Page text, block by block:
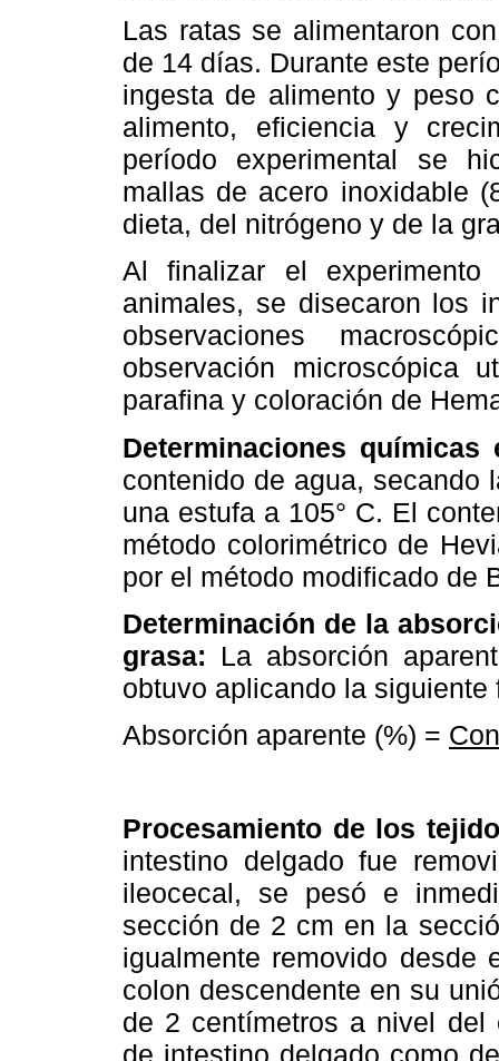
Las ratas se alimentaron
de 14 días. Durante este
ingesta de alimento y peso
alimento, eficiencia y
período experimental se
mallas de acero inoxidable
dieta, del nitrógeno y de la
Al finalizar el
animales, se disecaron los
observaciones
observación microscópica
parafina y coloración de
Determinaciones
contenido de agua, secando
una estufa a 105° C. El
método colorimétrico de
por el método modificado de
Determinación de la
grasa: La absorción
obtuvo aplicando la siguiente
Absorción aparente (%) =
Procesamiento de los
intestino delgado fue
ileocecal, se pesó e
sección de 2 cm en la
igualmente removido desde
colon descendente en su
de 2 centímetros a nivel del
de intestino delgado como